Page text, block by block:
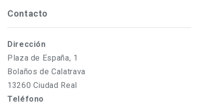
Contacto
Dirección
Plaza de España, 1
Bolaños de Calatrava
13260 Ciudad Real
Teléfono